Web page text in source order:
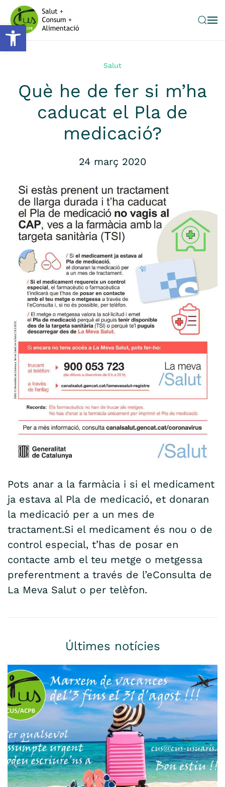
Obre la barra d'eines
Skip to main content
Salut
Què he de fer si m’ha
caducat el Pla de
medicació?
24 març 2020
Pots anar a la farmàcia i si el medicament
ja estava al Pla de medicació, et donaran
la medicació per a un mes de
tractament.Si el medicament és nou o de
control especial, t’has de posar en
contacte amb el teu metge o metgessa
preferentment a través de l’eConsulta de
La Meva Salut o per telèfon.
Últimes notícies